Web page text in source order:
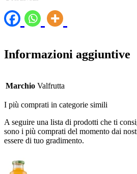
Informazioni aggiuntive
Marchio Valfrutta
I più comprati in categorie simili
A seguire una lista di prodotti che ti
sono i più comprati del momento dai
essere di tuo gradimento.